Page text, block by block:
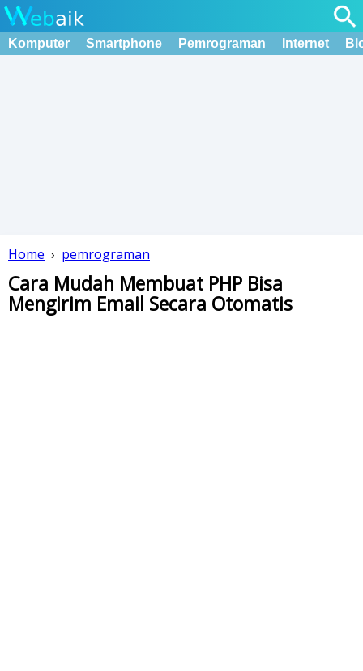
Komputer Smartphone Pemrograman Internet
Home › pemrograman
Cara Mudah Membuat PHP Bisa
Mengirim Email Secara Otomatis